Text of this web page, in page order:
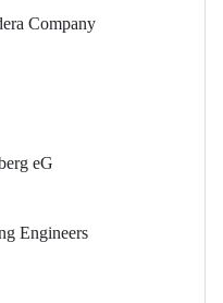
Company
eG
Engineers